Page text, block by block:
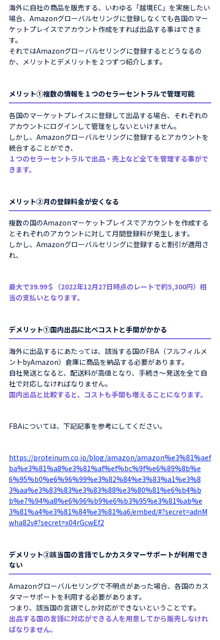
海外に自社の商品を販売する、いわゆる「越境EC」を実施したい
場合、Amazonグローバルセリングに登録しなくても各国のマー
ケットプレイスでアカウント作成をすれば出品する事はできま
す。
それではAmazonグローバルセリングに登録するとどうなるの
か、メリットとデメリットを２つずつ紹介します。
メリット①複数の情報を１つのセラーセントラルで管理可能
各国のマーケットプレイスに登録して出品する場合、それぞれの
アカウントにログインして管理をしないといけません。
しかし、Amazonグローバルセリングに登録するとアカウントを
統合することができ、
１つのセラーセントラルで出品・売上など全てを管理する事がで
きます。
メリット②月の登録料金が安くなる
複数の国のAmazonマーケットプレイスでアカウントを作成する
とそれぞれのアカウントに対して月間登録料が発生します。
しかし、Amazonグローバルセリングに登録すると割引が適用さ
れ、
最大で39.99＄（2022年12月27日時点のレートで約5,300円）相
当の支払いとなります。
デメリット①国内出品に比べコストと手間がかかる
海外に出品するにあたっては、該当する国のFBA（フルフィルメ
ントbyAmazon）倉庫に商品を納品する必要があります。
自社発送となると、配送料が高値となり、手続き～発送を全て自
社で対応しなければなりません。
国内出品と比較すると、コストも手間も増えることになります。
FBAについては、下記記事を参考にしてください。
https://proteinum.co.jp/blog/amazon/amazon%e3%81%aef
ba%e3%81%a8%e3%81%af%ef%bc%9f%e6%89%8b%e
6%95%b0%e6%96%99%e3%82%84%e3%83%a1%e3%8
3%aa%e3%83%83%e3%83%88%e3%80%81%e6%b4%b
b%e7%94%a8%e6%96%b9%e6%b3%95%e3%81%ab%e
3%81%a4%e3%81%84%e3%81%a6/embed/#?secret=adnM
wha82v#?secret=x04rGcwEf2
デメリット②該当国の言語でしかカスタマーサポートが利用でき
ない
Amazonグローバルセリングで不明点があった場合、各国のカス
タマーサポートを利用する必要があります。
つまり、該当国の言語でしか対応ができないということです。
出品する国の言語に対応ができる人を用意してから販売しなけれ
ばなりません。